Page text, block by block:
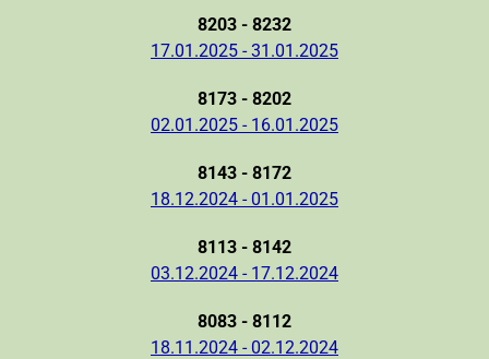
8203 - 8232
17.01.2025 - 31.01.2025
8173 - 8202
02.01.2025 - 16.01.2025
8143 - 8172
18.12.2024 - 01.01.2025
8113 - 8142
03.12.2024 - 17.12.2024
8083 - 8112
18.11.2024 - 02.12.2024